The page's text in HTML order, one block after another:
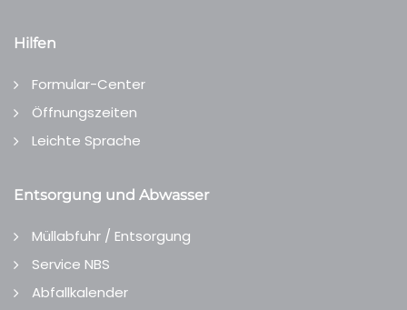
Hilfen
Formular-Center
Öffnungszeiten
Leichte Sprache
Entsorgung und Abwasser
Müllabfuhr / Entsorgung
Service NBS
Abfallkalender